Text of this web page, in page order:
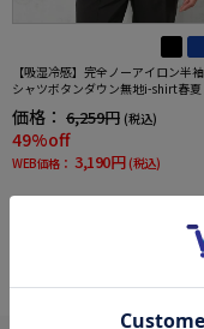
【吸湿冷感】完全ノーアイロン半
シャツボタンダウン無地i-shirt春夏
価格： 6,259円 (税込)
49%off
WEB価格： 3,190円 (税込)